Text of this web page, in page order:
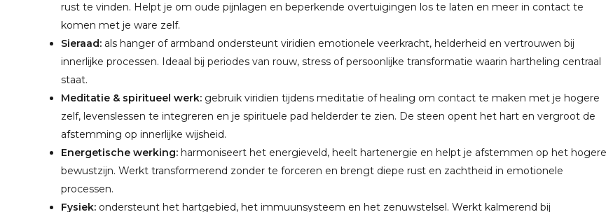
rust te vinden. Helpt je om oude pijnlagen en beperkende overtuigingen los te laten en meer in contact te
komen met je ware zelf.
Sieraad: als hanger of armband ondersteunt viridien emotionele veerkracht, helderheid en vertrouwen bij
innerlijke processen. Ideaal bij periodes van rouw, stress of persoonlijke transformatie waarin hartheling centraal
staat.
Meditatie & spiritueel werk: gebruik viridien tijdens meditatie of healing om contact te maken met je hogere
zelf, levenslessen te integreren en je spirituele pad helderder te zien. De steen opent het hart en vergroot de
afstemming op innerlijke wijsheid.
Energetische werking: harmoniseert het energieveld, heelt hartenergie en helpt je afstemmen op het hogere
bewustzijn. Werkt transformerend zonder te forceren en brengt diepe rust en zachtheid in emotionele
processen.
Fysiek: ondersteunt het hartgebied, het immuunsysteem en het zenuwstelsel. Werkt kalmerend bij